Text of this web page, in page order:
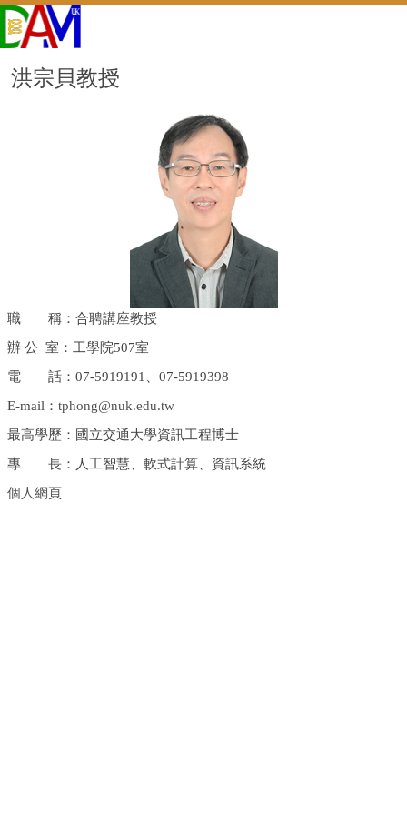
洪宗貝教授
職 稱：合聘講座教授
辦 公 室：工學院507室
電 話：07-5919191、07-5919398
E-mail ： tphong@nuk.edu.tw
最高學歷：國立交通大學資訊工程博士
專 長： 人工智慧、軟式計算、資訊系統
個人網頁